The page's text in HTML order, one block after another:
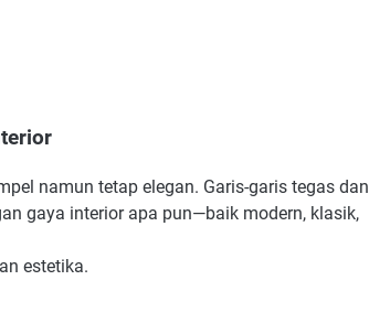
namun tetap elegan. Garis-garis tegas dan
gaya interior apa pun—baik modern, klasik,
estetika.